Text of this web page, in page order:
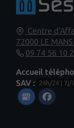
Centre
72000 LE MANS
09 74 56 10
Accueil
SAV : 24h/24 | 7j/